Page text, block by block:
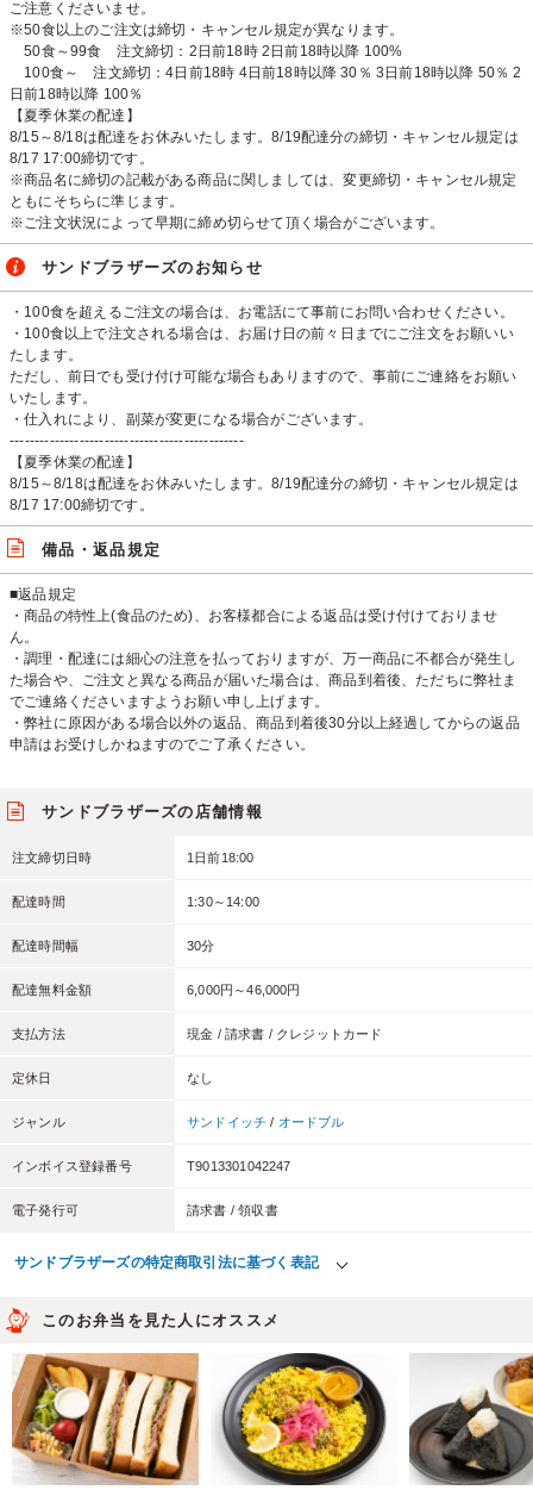
ご注意くださいませ。
※50食以上のご注文は締切・キャンセル規定が異なります。
50食～99食 注文締切：2日前18時 2日前18時以降 100%
100食～ 注文締切：4日前18時 4日前18時以降 30％ 3日前18時以降 50％ 2
日前18時以降 100％
【夏季休業の配達】
8/15～8/18は配達をお休みいたします。8/19配達分の締切・キャンセル規定は
8/17 17:00締切です。
※商品名に締切の記載がある商品に関しましては、変更締切・キャンセル規定
ともにそちらに準じます。
※ご注文状況によって早期に締め切らせて頂く場合がございます。
サンドブラザーズのお知らせ
・100食を超えるご注文の場合は、お電話にて事前にお問い合わせください。
・100食以上で注文される場合は、お届け日の前々日までにご注文をお願いい
たします。
ただし、前日でも受け付け可能な場合もありますので、事前にご連絡をお願い
いたします。
・仕入れにより、副菜が変更になる場合がございます。
-----------------------------------------------
【夏季休業の配達】
8/15～8/18は配達をお休みいたします。8/19配達分の締切・キャンセル規定は
8/17 17:00締切です。
備品・返品規定
■返品規定
・商品の特性上(食品のため)、お客様都合による返品は受け付けておりませ
ん。
・調理・配達には細心の注意を払っておりますが、万一商品に不都合が発生し
た場合や、ご注文と異なる商品が届いた場合は、商品到着後、ただちに弊社ま
でご連絡くださいますようお願い申し上げます。
・弊社に原因がある場合以外の返品、商品到着後30分以上経過してからの返品
申請はお受けしかねますのでご了承ください。
サンドブラザーズの店舗情報
注文締切日時 1日前18:00
配達時間 1:30～14:00
配達時間幅 30分
配達無料金額 6,000円～46,000円
支払方法 現金 / 請求書 / クレジットカード
定休日 なし
ジャンル サンドイッチ / オードブル
インボイス登録番号 T9013301042247
電子発行可 請求書 / 領収書
サンドブラザーズの特定商取引法に基づく表記
このお弁当を見た人にオススメ